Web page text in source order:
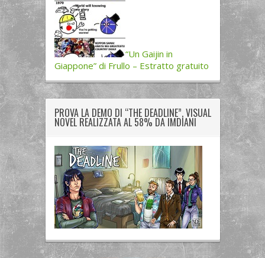
“Un Gaijin in
Giappone” di Frullo – Estratto gratuito
PROVA LA DEMO DI “THE DEADLINE”, VISUAL
NOVEL REALIZZATA AL 58% DA IMDIANI